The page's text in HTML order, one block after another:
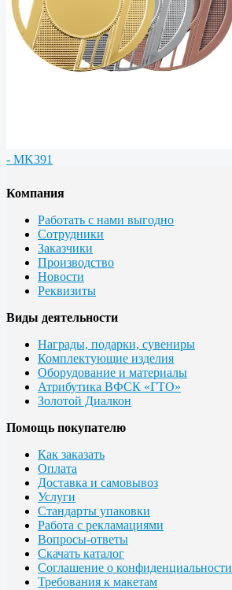
- MK391
Компания
Работать с нами выгодно
Сотрудники
Заказчики
Производство
Новости
Реквизиты
Виды деятельности
Награды, подарки, сувениры
Комплектующие изделия
Оборудование и материалы
Атрибутика ВФСК «ГТО»
Золотой Диалкон
Помощь покупателю
Как заказать
Оплата
Доставка и самовывоз
Услуги
Стандарты упаковки
Работа с рекламациями
Вопросы-ответы
Скачать каталог
Соглашение о конфиденциальности
Требования к макетам